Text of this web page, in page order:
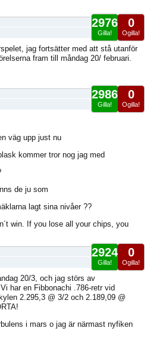
0
Ogilla!
2976
Gilla!
jag fortsätter med att stå utanför
fram till måndag 20/ februari.
0
Ogilla!
2986
Gilla!
väg upp just nu
kommer tror nog jag med
de ju som
lagt sina nivåer ??
win. If you lose all your chips, you
0
Ogilla!
2924
Gilla!
20/3, och jag störs av
har en Fibbonachi .786-retr vid
2.295,3 @ 3/2 och 2.189,09 @
i mars o jag är närmast nyfiken